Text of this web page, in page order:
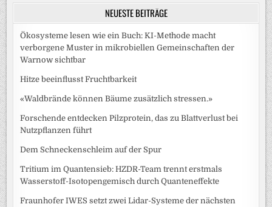
NEUESTE BEITRÄGE
Ökosysteme lesen wie ein Buch: KI-Methode macht
verborgene Muster in mikrobiellen Gemeinschaften der
Warnow sichtbar
Hitze beeinflusst Fruchtbarkeit
«Waldbrände können Bäume zusätzlich stressen.»
Forschende entdecken Pilzprotein, das zu Blattverlust bei
Nutzpflanzen führt
Dem Schneckenschleim auf der Spur
Tritium im Quantensieb: HZDR-Team trennt erstmals
Wasserstoff-Isotopengemisch durch Quanteneffekte
Fraunhofer IWES setzt zwei Lidar-Systeme der nächsten